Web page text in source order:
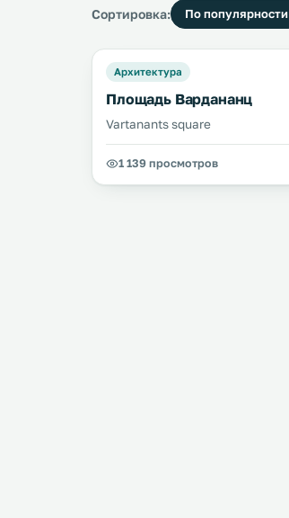
Сортировка: По популярности
Архитектура
Площадь Вардананц
Vartanants square
1 139 просмотров